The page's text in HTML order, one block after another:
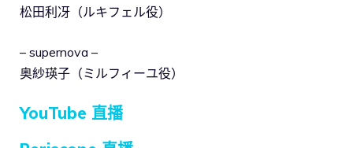
松田利冴（ルキフェル役）
– supernova –
奥紗瑛子（ミルフィーユ役）
YouTube 直播